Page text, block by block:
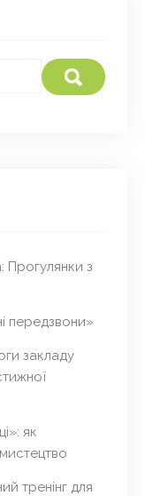
з
передзвони»
закладу
як
тренінг для